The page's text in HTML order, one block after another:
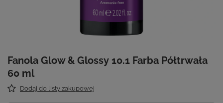
Fanola Glow & Glossy 10.1 Farba Półtrwała
60 ml
Dodaj do listy zakupowej